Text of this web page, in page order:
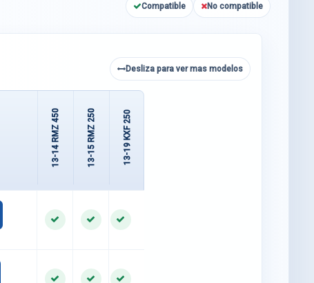
Compatible No compatible
Desliza para ver mas modelos
13-14 RMZ 450 13-15 RMZ 250 13-19 KXF 250